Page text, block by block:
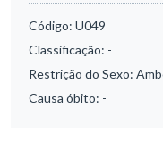
Código: U049
Classificação: -
Restrição do Sexo:
Causa óbito: -